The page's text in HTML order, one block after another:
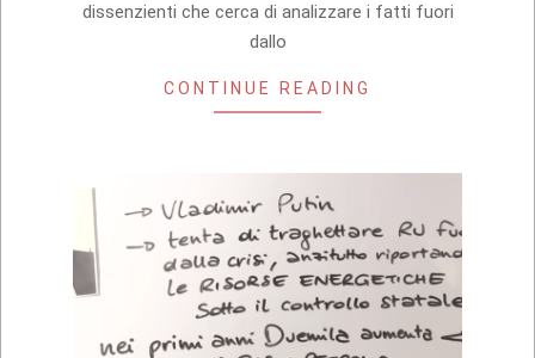
dissenzienti che cerca di analizzare i fatti fuori
dallo
CONTINUE READING